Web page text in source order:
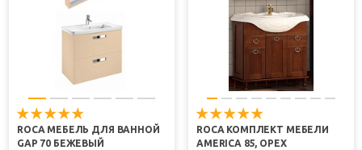
ROCA МЕБЕЛЬ ДЛЯ ВАННОЙ
GAP 70 БЕЖЕВЫЙ
ROCA КОМПЛЕКТ МЕБЕЛИ
AMERICA 85, ОРЕХ